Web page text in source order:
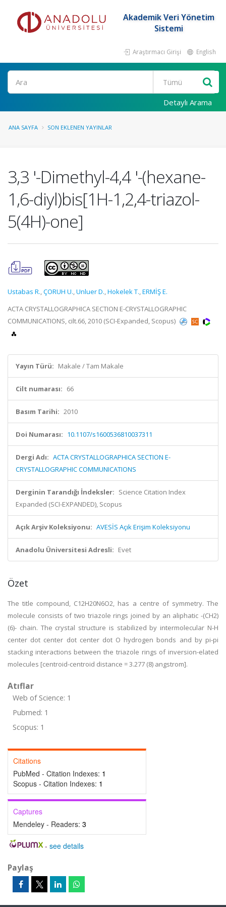
Akademik Veri Yönetim
Sistemi
Araştırmacı Girişi English
Ara
Detaylı Arama
ANA SAYFA SON EKLENEN YAYINLAR
3,3 '-Dimethyl-4,4 '-(hexane-
1,6-diyl)bis[1H-1,2,4-triazol-
5(4H)-one]
Ustabas R.,ÇORUH U.,Unluer D.,Hokelek T.,ERMİŞ E.
ACTA CRYSTALLOGRAPHICA SECTION E-CRYSTALLOGRAPHIC
COMMUNICATIONS, cilt.66, 2010 (SCI-Expanded, Scopus)
Yayın Türü: Makale / Tam Makale
Cilt numarası: 66
Basım Tarihi: 2010
Doi Numarası: 10.1107/s1600536810037311
Dergi Adı: ACTA CRYSTALLOGRAPHICA SECTION E-
CRYSTALLOGRAPHIC COMMUNICATIONS
Derginin Tarandığı İndeksler: Science Citation Index
Expanded (SCI-EXPANDED), Scopus
Açık Arşiv Koleksiyonu: AVESİS Açık Erişim Koleksiyonu
Anadolu Üniversitesi Adresli: Evet
Özet
The title compound, C12H20N6O2, has a centre of symmetry. The
molecule consists of two triazole rings joined by an aliphatic -(CH2)
(6)- chain. The crystal structure is stabilized by intermolecular N-H
center dot center dot center dot O hydrogen bonds and by pi-pi
stacking interactions between the triazole rings of inversion-elated
molecules [centroid-centroid distance = 3.277 (8) angstrom].
Atıflar
Web of Science: 1
Pubmed: 1
Scopus: 1
Citations
PubMed - Citation Indexes: 1
Scopus - Citation Indexes: 1
Captures
Mendeley - Readers: 3
- see details
Paylaş